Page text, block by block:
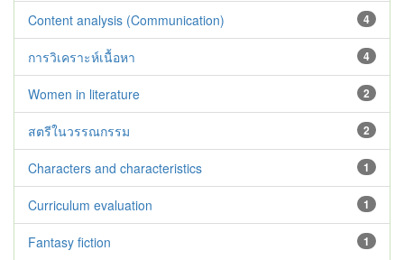
4
Content analysis (Communication)
4
การวิเคราะห์เนื้อหา
2
Women in literature
2
สตรีในวรรณกรรม
1
Characters and characteristics
1
Curriculum evaluation
1
Fantasy fiction